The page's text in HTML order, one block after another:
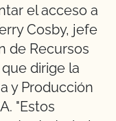
el acceso a
Cosby, jefe
de Recursos
dirige la
y Producción
"Estos